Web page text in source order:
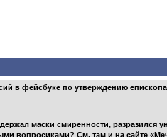
в фейсбуке по утверждению
маски смиренности, разразился
вопросиками? См. там и на сайте